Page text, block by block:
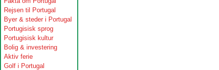
Rejsen til Portugal
Byer & steder i Portugal
Portugisisk sprog
Portugisisk kultur
Bolig & investering
Aktiv ferie
Golf i Portugal